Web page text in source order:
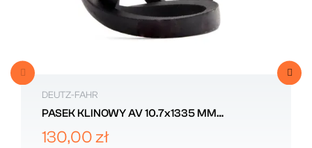
DEUTZ-FAHR
PASEK KLINOWY AV 10.7x1335 MM
2.4119.113.0
130,00 zł